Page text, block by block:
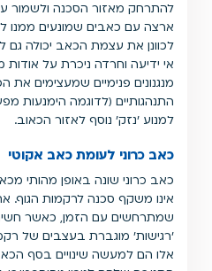
להתרחק מאזור הסכנה ולשמור
ארצה עם כאבים שמונעים ממנו
לכוונן את עצמת הכאב יכולה
אי ידיעה וחרדה ניכרת על
מנגנונים פנימיים שמעצימים את
התנהגותיים (לדוגמה הימנעות
למנוע 'נזק' נוסף לאזור הכאוב.
כאב כרוני לעומת כאב אקוטי
כאב כרוני שונה באופן מהותי
אינו משקף סכנה לרקמות הגוף.
שמתרחשים עם הזמן, כאשר
'רגישות' מוגברת בעצבים של
אלו הם למעשה שינויים בסף